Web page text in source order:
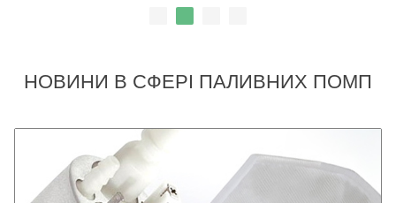
НОВИНИ В СФЕРІ ПАЛИВНИХ ПОМП